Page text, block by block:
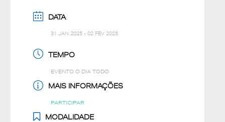
DATA
31 JAN 2025 - 02 FEV 2025
TEMPO
EVENTO O DIA TODO
MAIS INFORMAÇÕES
PARTICIPAR
MODALIDADE